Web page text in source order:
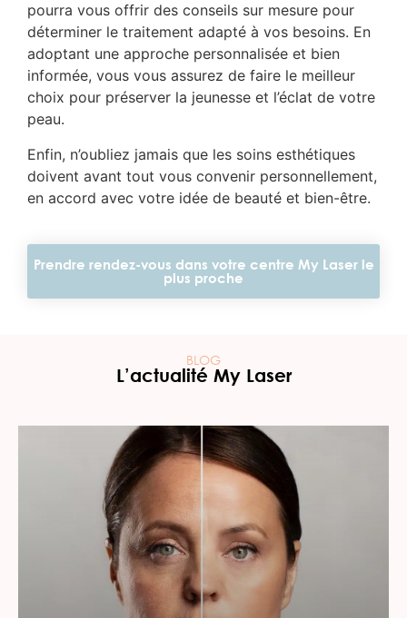
pourra vous offrir des conseils sur mesure pour
déterminer le traitement adapté à vos besoins. En
adoptant une approche personnalisée et bien
informée, vous vous assurez de faire le meilleur
choix pour préserver la jeunesse et l’éclat de votre
peau.
Enfin, n’oubliez jamais que les soins esthétiques
doivent avant tout vous convenir personnellement,
en accord avec votre idée de beauté et bien-être.
Prendre rendez-vous dans votre centre My Laser le
plus proche
BLOG
L’actualité My Laser